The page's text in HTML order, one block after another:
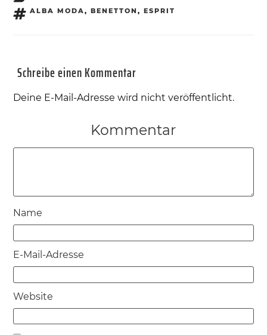
SCHLAGWÖRTER
ALBA MODA, BENETTON , ESPRIT
Schreibe einen Kommentar
Deine E-Mail-Adresse wird nicht veröffentlicht.
Kommentar
Name
E-Mail-Adresse
Website